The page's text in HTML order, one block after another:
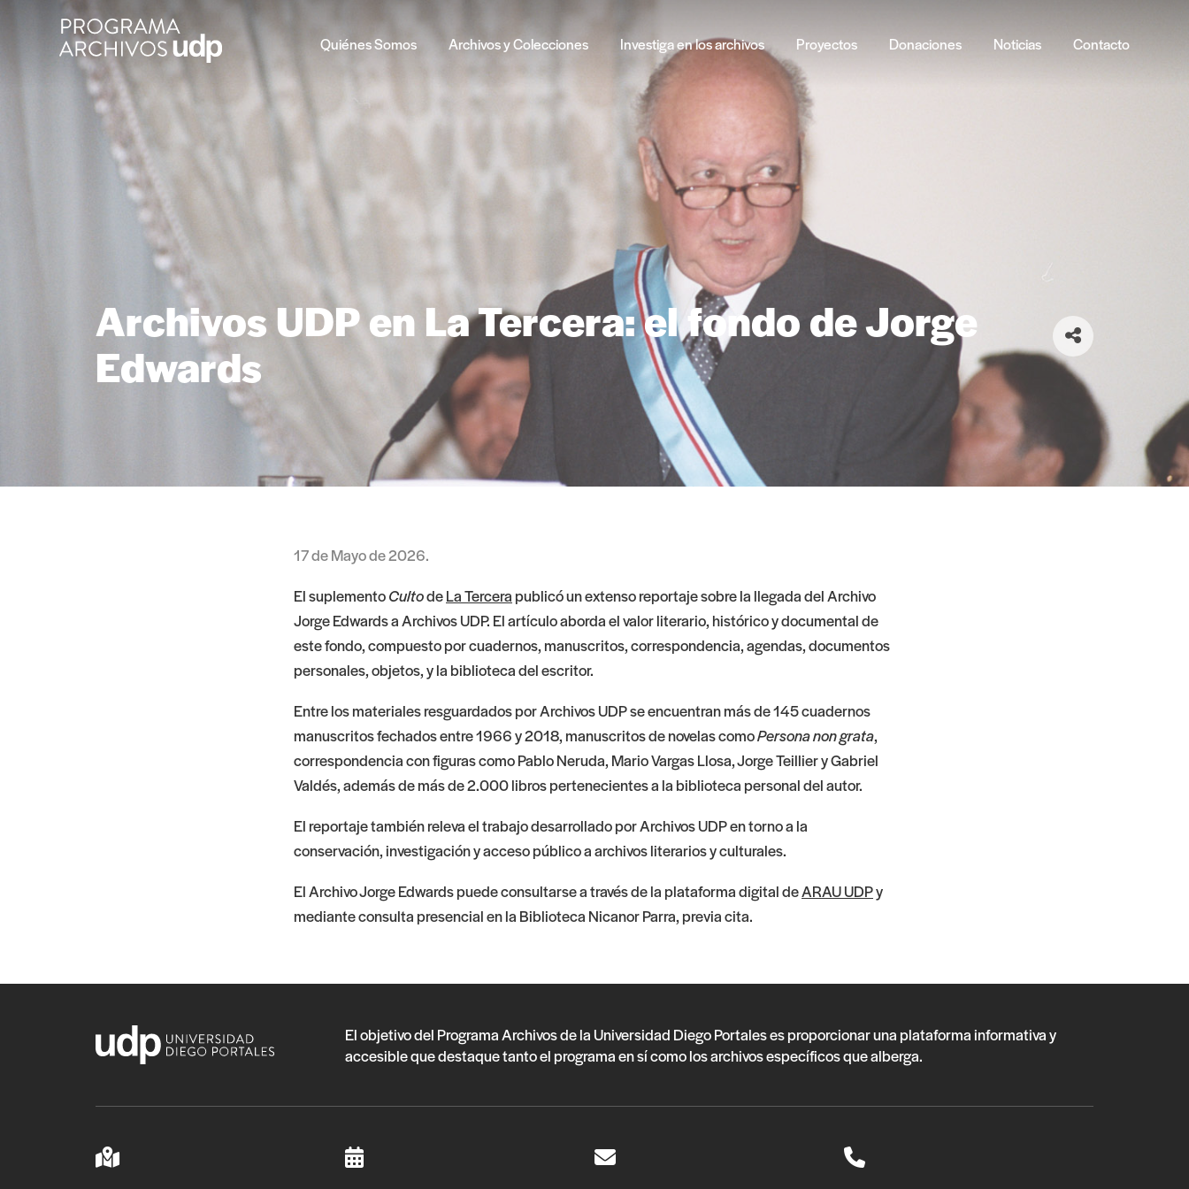
Quiénes Somos Archivos y Colecciones Investiga en los archivos Proyectos Donaciones Noticias Contacto
Archivos UDP en La Tercera: el fondo de Jorge
Edwards
17 de Mayo de 2026.
El suplementoCultodeLa Tercera publicó un extenso reportaje sobre la llegada del Archivo
Jorge Edwards a Archivos UDP. El artículo aborda el valor literario, histórico y documental de
este fondo, compuesto por cuadernos, manuscritos, correspondencia, agendas, documentos
personales, objetos, y la biblioteca del escritor.
Entre los materiales resguardados por Archivos UDP se encuentran más de 145 cuadernos
manuscritos fechados entre 1966 y 2018, manuscritos de novelas comoPersona non grata,
correspondencia con figuras como Pablo Neruda, Mario Vargas Llosa, Jorge Teillier y Gabriel
Valdés, además de más de 2.000 libros pertenecientes a la biblioteca personal del autor.
El reportaje también releva el trabajo desarrollado por Archivos UDP en torno a la
conservación, investigación y acceso público a archivos literarios y culturales.
El Archivo Jorge Edwards puede consultarse a través de la plataforma digital deARAU UDPy
mediante consulta presencial en la Biblioteca Nicanor Parra, previa cita.
El objetivo del Programa Archivos de la Universidad Diego Portales es proporcionar una plataforma informativa y
accesible que destaque tanto el programa en sí como los archivos específicos que alberga.